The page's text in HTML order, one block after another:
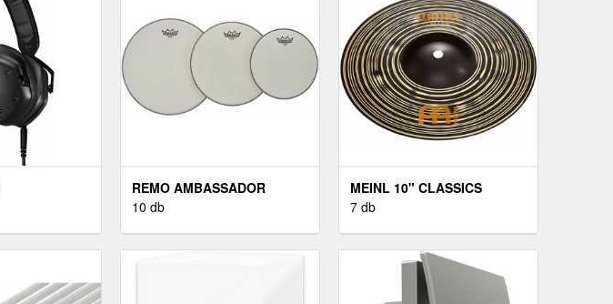
REMO AMBASSADOR
COATED 10" DOBBŐR
10 db
MEINL 10" CLASSICS
CUSTOM DARK SPLASH
7 db